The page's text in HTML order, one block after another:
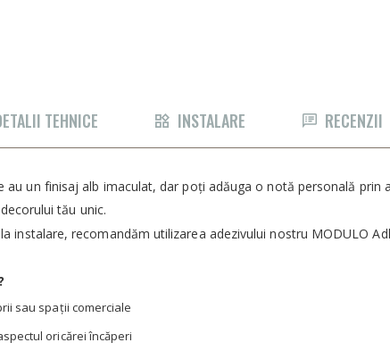
au un finisaj alb imaculat, dar poți adăuga o notă personală
tău unic.
instalare, recomandăm utilizarea adezivului nostru MODULO
sau spații comerciale
oricărei încăperi
TEHNICE INSTALARE RECENZII